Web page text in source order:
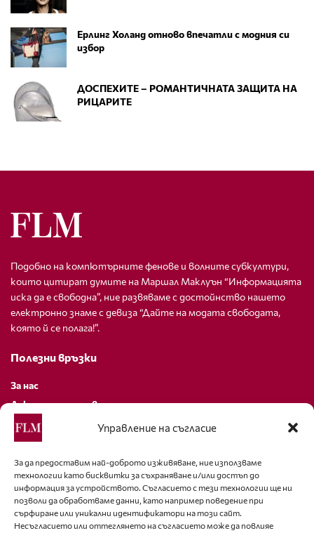
Управление на съгласие
За да предоставим най-доброто изживяване, ние използваме
технологии като бисквитки за съхраняване и/или достъп до
информация за устройството. Съгласието с тези технологии ще ни
позволи да обработваме данни, като например поведение при
сърфиране или уникални идентификатори на този сайт.
Несъгласието или оттеглянето на съгласието може да повлияе
Ерлинг Холанд отново впечатли с модния си
избор
ДОСПЕХИТЕ – РОМАНТИЧНАТА ЗАЩИТА НА
РИЦАРИТЕ
Подобно на компютърните фенове и волните субкултури,
които цитират думите на Маршал Маклуън “Информацията
иска да е свободна”, ние развяваме с достойнство нашето
електронно знаме с девиза “Дайте на модата свободата,
която й се полага!”.
Полезни връзки
За нас
Декларация за поверителност
Политика за бисквитки
За контакти
editor@fashion-lifestyle.net
+359 88 227 33 47